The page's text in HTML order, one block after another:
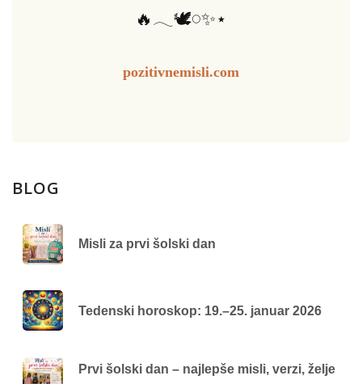
🔥𓂃🕊️𓏸✨⋆
pozitivnemisli.com
BLOG
Misli za prvi šolski dan
Tedenski horoskop: 19.–25. januar 2026
Prvi šolski dan – najlepše misli, verzi, želje